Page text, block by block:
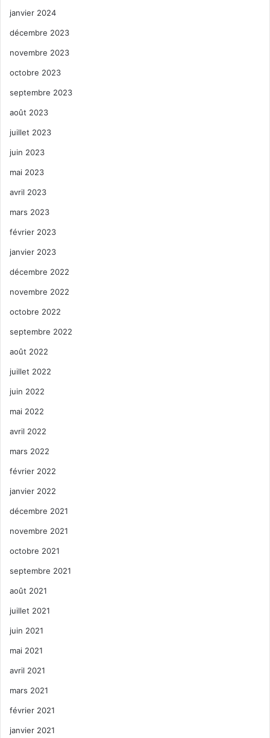
janvier 2024
décembre 2023
novembre 2023
octobre 2023
septembre 2023
août 2023
juillet 2023
juin 2023
mai 2023
avril 2023
mars 2023
février 2023
janvier 2023
décembre 2022
novembre 2022
octobre 2022
septembre 2022
août 2022
juillet 2022
juin 2022
mai 2022
avril 2022
mars 2022
février 2022
janvier 2022
décembre 2021
novembre 2021
octobre 2021
septembre 2021
août 2021
juillet 2021
juin 2021
mai 2021
avril 2021
mars 2021
février 2021
janvier 2021